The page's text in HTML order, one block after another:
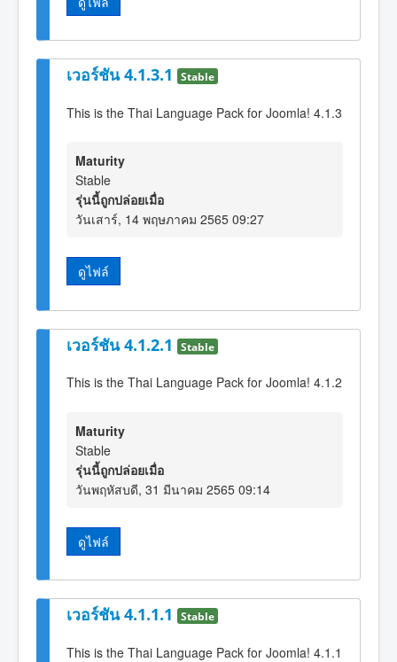
เวอร์ชัน 4.1.3.1 Stable
This is the Thai Language Pack for Joomla! 4.1.3
Maturity
Stable
รุ่นนี้ถูกปล่อยเมื่อ
วันเสาร์, 14 พฤษภาคม 2565 09:27
ดูไฟล์
เวอร์ชัน 4.1.2.1 Stable
This is the Thai Language Pack for Joomla! 4.1.2
Maturity
Stable
รุ่นนี้ถูกปล่อยเมื่อ
วันพฤหัสบดี, 31 มีนาคม 2565 09:14
ดูไฟล์
เวอร์ชัน 4.1.1.1 Stable
This is the Thai Language Pack for Joomla! 4.1.1